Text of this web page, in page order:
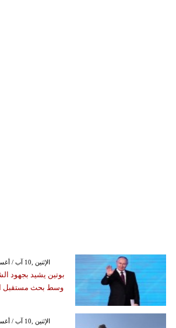
GMT 02:15 1970 الإثنين ,10 آب / أغسطس
بوتين يشيد بجهود
وسط بحث مستقبل
GMT 04:51 2026 الإثنين ,10 آب / أغسطس